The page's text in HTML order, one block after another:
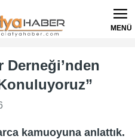
MENÜ
Derneği’nden
kamuoyuna anlattık.